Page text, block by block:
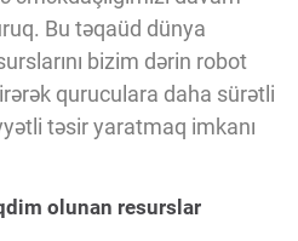
Bu təqaüd dünya
bizim dərin robot
quruculara daha sürətli
təsir yaratmaq imkanı
olunan resurslar